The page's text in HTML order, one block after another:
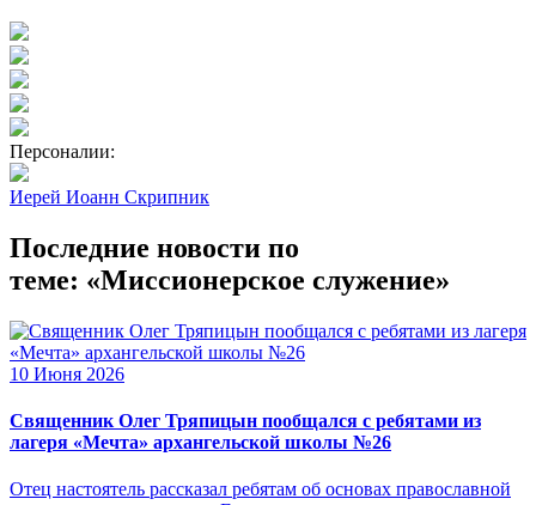
Персоналии:
Иерей Иоанн Скрипник
Последние новости по
теме: «Миссионерское служение»
10 Июня 2026
Священник Олег Тряпицын пообщался с ребятами из
лагеря «Мечта» архангельской школы №26
Отец настоятель рассказал ребятам об основах православной